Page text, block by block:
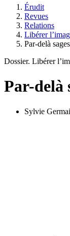
Érudit
Revues
Relations
Libérer
Par-delà
Dossier. Libérer
Par-delà
Sylvie